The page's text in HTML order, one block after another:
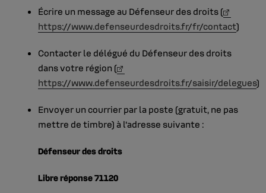
Écrire un message au Défenseur des droits (
https://www.defenseurdesdroits.fr/fr/contact)
Contacter le délégué du Défenseur des droits
dans votre région (
https://www.defenseurdesdroits.fr/saisir/delegues)
Envoyer un courrier par la poste (gratuit, ne pas
mettre de timbre) à l'adresse suivante :
Défenseur des droits
Libre réponse 71120